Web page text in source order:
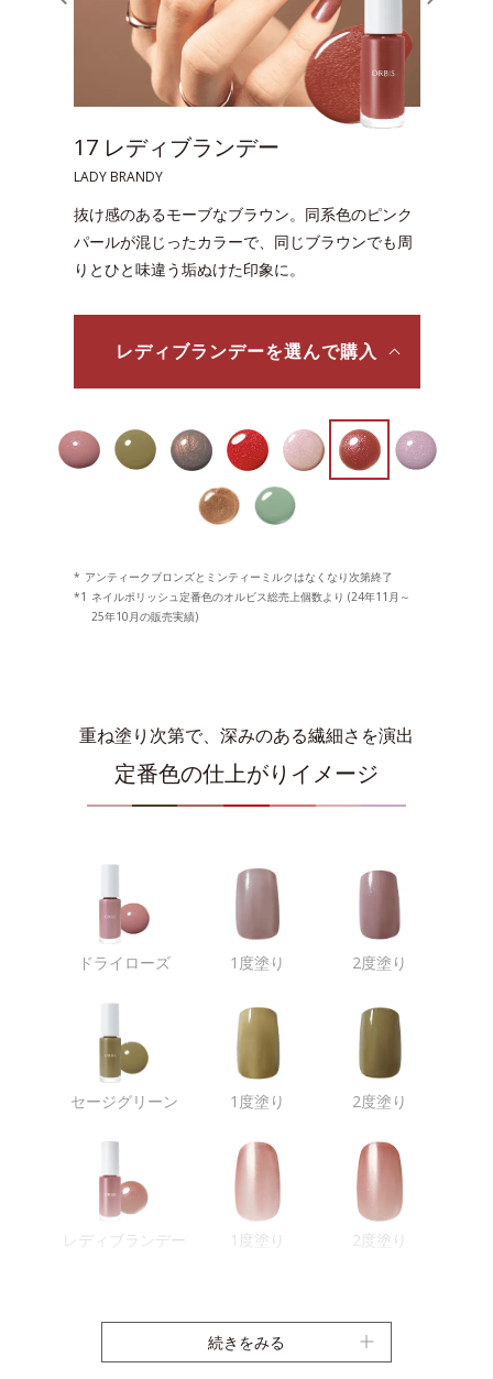
ランデー
ブなブラウン。同系色のピンク
カラーで、同じブラウンでも周
ぬけた印象に。
ランデーを選んで購入
指先に明るさと温かみを
ライラックカラー。しの
ライラックチュー
* アンティークブロンズとミンティーミルクはなくなり次第終了
*1 ネイルポリッシュ定番色のオルビス総売上個数より (24年11月～
25年10月の販売実績)
重ね塗り次第で、深みのある繊細さを演出
定番色の仕上がりイメージ
ドライローズ 1度塗り 2度塗り
セージグリーン 1度塗り 2度塗り
レディブランデー 1度塗り 2度塗り
続きをみる